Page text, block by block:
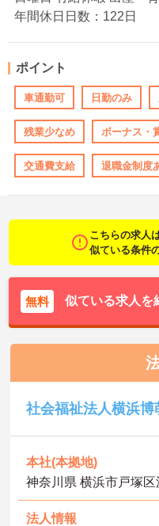
年間休日日数：122日
ポイント
車通勤可 日勤のみ
残業少なめ ボーナス・
交通費支給 退職金制度
こちらの求人
似ている条件
無料 似ている求人を
社会福祉法人横浜
本社(本拠地)
神奈川県 横浜市戸塚
法人情報